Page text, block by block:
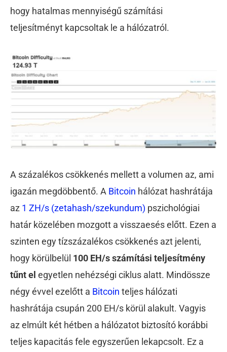
hogy hatalmas mennyiségű számítási
teljesítményt kapcsoltak le a hálózatról.
A százalékos csökkenés mellett a volumen az, ami
igazán megdöbbentő. A Bitcoin hálózat hashrátája
az 1 ZH/s (zetahash/szekundum) pszichológiai
határ közelében mozgott a visszaesés előtt. Ezen a
szinten egy tízszázalékos csökkenés azt jelenti,
hogy körülbelül 100 EH/s számítási teljesítmény
tűnt el egyetlen nehézségi ciklus alatt. Mindössze
négy évvel ezelőtt a Bitcoin teljes hálózati
hashrátája csupán 200 EH/s körül alakult. Vagyis
az elmúlt két hétben a hálózatot biztosító korábbi
teljes kapacitás fele egyszerűen lekapcsolt. Ez a